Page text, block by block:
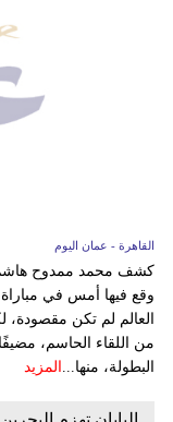
القاهرة - عمان اليوم
كشف محمد ممدوح هاشم
وقع فيها أمس في
العالم لم تكن مقصودة،
من اللقاء الحاسم،
البطولة، منها...
المزيد